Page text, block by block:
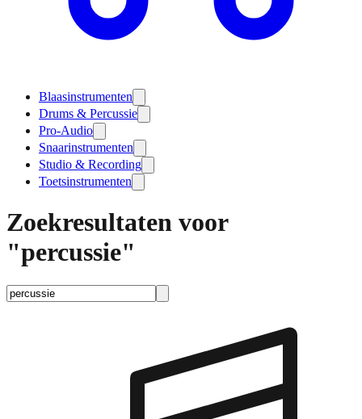
Blaasinstrumenten
Drums & Percussie
Pro-Audio
Snaarinstrumenten
Studio & Recording
Toetsinstrumenten
Zoekresultaten voor
"percussie"